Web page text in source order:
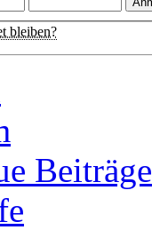
bleiben?
Beiträge